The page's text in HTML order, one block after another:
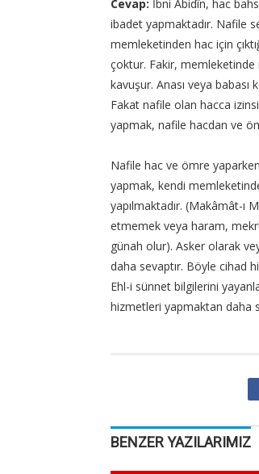
Cevap: İbni Âbidîn, hac
ibadet yapmaktadır. Nafile
memleketinden hac için
çoktur. Fakir, memleketinde
kavuşur. Anası veya
Fakat nafile olan hacca
yapmak, nafile hacdan ve
Nafile hac ve ömre
yapmak, kendi
yapılmaktadır. (Makâmât-ı
etmemek veya haram,
günah olur). Asker olarak
daha sevaptır. Böyle cihad
Ehl-i sünnet bilgilerini
hizmetleri yapmaktan daha
BENZER YAZILARIMIZ